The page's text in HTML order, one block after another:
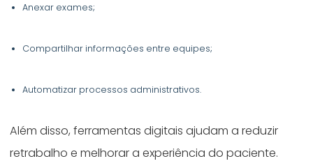
Anexar exames;
Compartilhar informações entre equipes;
Automatizar processos administrativos.
Além disso, ferramentas digitais ajudam a reduzir
retrabalho e melhorar a experiência do paciente.